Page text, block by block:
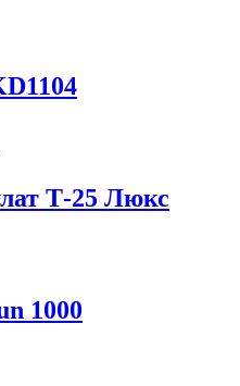
Т-25 Люкс
1000